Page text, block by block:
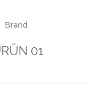
Brand
01